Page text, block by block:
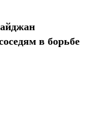
в борьбе